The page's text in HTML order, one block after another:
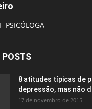
PSICÓLOGA
POSTS
8 atitudes típicas de
depressão, mas não
17 de novembro de 2015